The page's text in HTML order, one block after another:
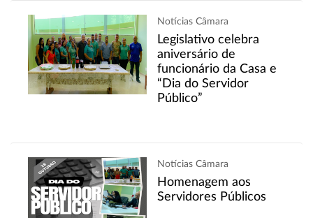
Notícias Câmara
Legislativo celebra
aniversário de
funcionário da Casa e
“Dia do Servidor
Público”
Notícias Câmara
Homenagem aos
Servidores Públicos